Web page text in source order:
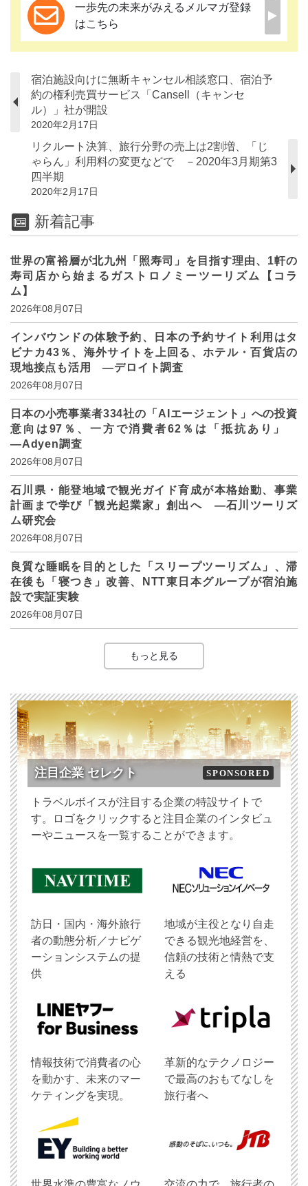
一歩先の未来がみえるメルマガ登録
はこちら
宿泊施設向けに無断キャンセル相談窓口、宿泊予
約の権利売買サービス「Cansell（キャンセ
ル）」社が開設
2020年2月17日
リクルート決算、旅行分野の売上は2割増、「じ
ゃらん」利用料の変更などで －2020年3月期第3
四半期
2020年2月17日
新着記事
世界の富裕層が北九州「照寿司」を目指す理由、1軒の
寿司店から始まるガストロノミーツーリズム【コラ
ム】
2026年08月07日
インバウンドの体験予約、日本の予約サイト利用はタ
ビナカ43％、海外サイトを上回る、ホテル・百貨店の
現地接点も活用 ―デロイト調査
2026年08月07日
日本の小売事業者334社の「AIエージェント」への投資
意向は97％、一方で消費者62％は「抵抗あり」
―Adyen調査
2026年08月07日
石川県・能登地域で観光ガイド育成が本格始動、事業
計画まで学び「観光起業家」創出へ ―石川ツーリズ
ム研究会
2026年08月07日
良質な睡眠を目的とした「スリープツーリズム」、滞
在後も「寝つき」改善、NTT東日本グループが宿泊施
設で実証実験
2026年08月07日
もっと見る
注目企業 セレクト SPONSORED
トラベルボイスが注目する企業の特設サイトで
す。ロゴをクリックすると注目企業のインタビュ
ーやニュースを一覧することができます。
訪日・国内・海外旅行
者の動態分析／ナビゲ
ーションシステムの提
供
地域が主役となり自走
できる観光地経営を、
信頼の技術と情熱で支
える
情報技術で消費者の心
を動かす、未来のマー
ケティングを実現。
革新的なテクノロジー
で最高のおもてなしを
旅行者へ